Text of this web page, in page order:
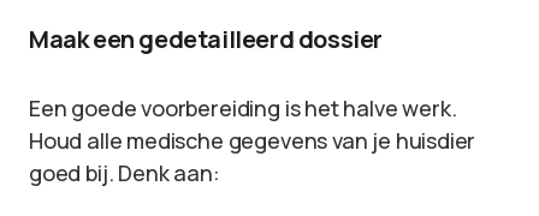
Maak een gedetailleerd dossier
Een goede voorbereiding is het halve werk.
Houd alle medische gegevens van je huisdier
goed bij. Denk aan: